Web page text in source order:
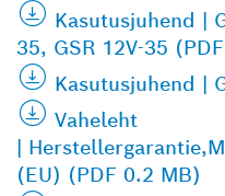
Kasutusjuhend |
35, GSR 12V-35
Kasutusjuhend |
Vaheleht
|
(EU) (PDF 0.2 MB)